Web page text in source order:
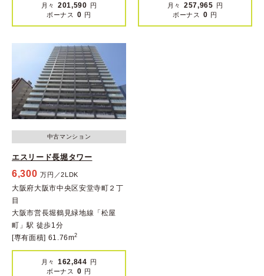
月々 201,590 円
ボーナス
0 円
月々 257,965 円
ボーナス
0 円
中古マンション
エスリード長堀タワー
6,300 万円／2LDK
大阪府大阪市中央区安堂寺町２丁
目
大阪市営長堀鶴見緑地線「松屋
町」駅 徒歩1分
[専有面積] 61.76m2
月々 162,844 円
ボーナス
0 円